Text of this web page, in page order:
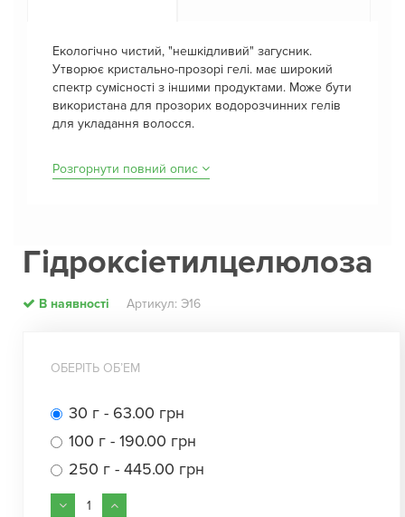
Екологічно чистий, "нешкідливий" загусник.
Утворює кристально-прозорі гелі. має широкий
спектр сумісності з іншими продуктами. Може бути
використана для прозорих водорозчинних гелів
для укладання волосся.
Розгорнути повний опис
Гідроксіетилцелюлоза
В наявності Артикул: Э16
ОБЕРІТЬ ОБʼЕМ
30 г - 63.00 грн
100 г - 190.00 грн
250 г - 445.00 грн